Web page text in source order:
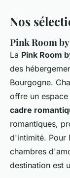
Nos
Pink Room
La Pink Room
des
Bourgogne.
offre un
cadre
romantiques,
d'intimité. Pour
chambres
destination est